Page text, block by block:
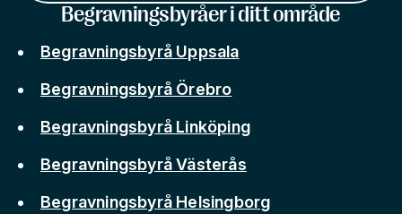
Begravningsbyråer i ditt område
Begravningsbyrå Uppsala
Begravningsbyrå Örebro
Begravningsbyrå Linköping
Begravningsbyrå Västerås
Begravningsbyrå Helsingborg